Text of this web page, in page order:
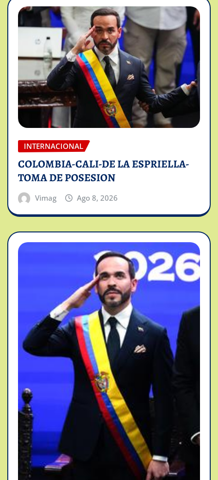
INTERNACIONAL
COLOMBIA-CALI-DE LA ESPRIELLA-
TOMA DE POSESION
Vimag Ago 8, 2026